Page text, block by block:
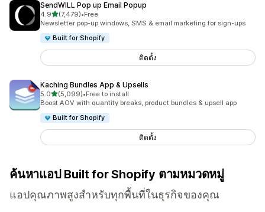
SendWILL Pop up Email Popup
4.9เต็ม 5 ดาว
(7,479)
ทั้งหมด 7479 รีวิว
•Free
Newsletter pop-up windows, SMS & email marketing for sign-ups
Built for Shopify
ติดตั้ง
Kaching Bundles App & Upsells
5.0เต็ม 5 ดาว
(5,099)
ทั้งหมด 5099 รีวิว
•Free to install
Boost AOV with quantity breaks, product bundles & upsell app
Built for Shopify
ติดตั้ง
ค้นหาแอป Built for Shopify ตามหมวดหมู่
แอปคุณภาพสูงสำหรับทุกพื้นที่ในธุรกิจของคุณ